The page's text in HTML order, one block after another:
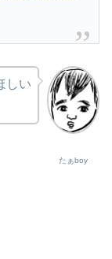
たぁboy
しい